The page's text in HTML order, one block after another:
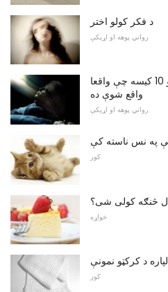
د فکر کولو اختر
رواني پوهه او اړیکې
د نړی څخه د یوه عیني راستنیدو 10 کیسه چې واقعا
واقع شوې ده
رواني پوهه او اړیکې
په نس ناسته کې
کور
څنګه کولی شی؟
خواړه
د کرکټو نمونې
کور